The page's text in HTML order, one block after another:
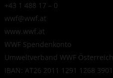
+43 1 488 17 – 0
wwf@wwf.at
www.wwf.at
WWF Spendenkonto
Umweltverband WWF Österreich
IBAN: AT26 2011 1291 1268 3901